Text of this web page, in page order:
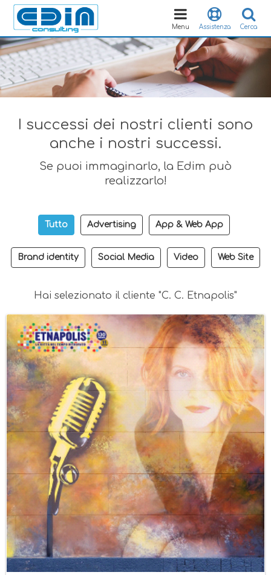
Cerca
Assistenza
Toggle
navigation
Menu
I successi dei nostri clienti sono
anche i nostri successi.
Se puoi immaginarlo, la Edim può
realizzarlo!
Tutto Advertising App & Web App
Brand identity Social Media Video Web Site
Hai selezionato il cliente "C. C. Etnapolis"